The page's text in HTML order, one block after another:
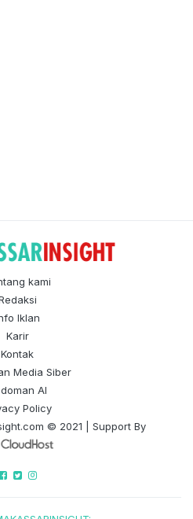
kami
Iklan
Karir
Kontak
Media Siber
AI
Policy
© 2021 | Support By